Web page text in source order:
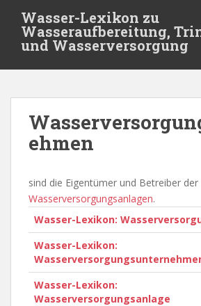
t
Wasser-Lexikon zu
Wasseraufbereitung,
und Wasserversorgung
ehmen
sind die Eigentümer und Betreiber der
Wasserversorgungsanlagen.
Wasser-Lexikon:
Wasser-Lexikon:
Wasser-Lexikon:
Wasserversorgungsanlage